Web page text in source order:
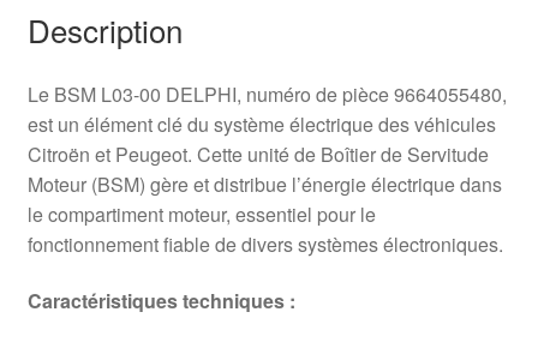
Description
Le BSM L03-00 DELPHI, numéro de pièce 9664055480,
est un élément clé du système électrique des véhicules
Citroën et Peugeot. Cette unité de Boîtier de Servitude
Moteur (BSM) gère et distribue l’énergie électrique dans
le compartiment moteur, essentiel pour le
fonctionnement fiable de divers systèmes électroniques.
Caractéristiques techniques :